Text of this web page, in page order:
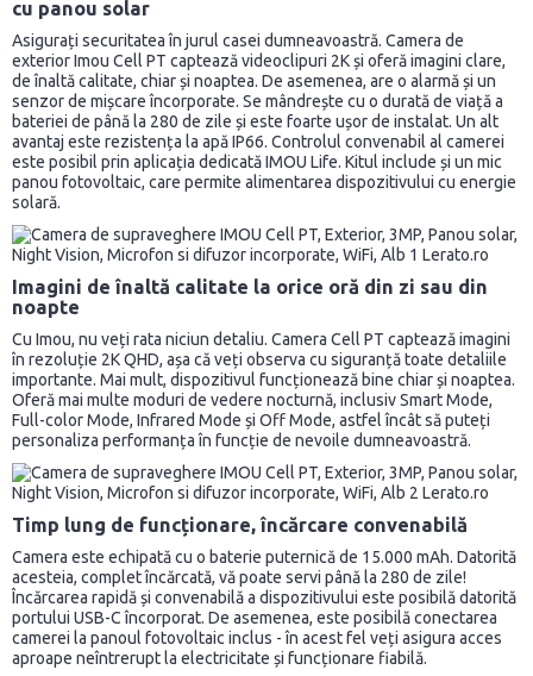
cu panou solar
Asigurați securitatea în jurul casei dumneavoastră. Camera de
exterior Imou Cell PT captează videoclipuri 2K și oferă imagini clare,
de înaltă calitate, chiar și noaptea. De asemenea, are o alarmă și un
senzor de mișcare încorporate. Se mândrește cu o durată de viață a
bateriei de până la 280 de zile și este foarte ușor de instalat. Un alt
avantaj este rezistența la apă IP66. Controlul convenabil al camerei
este posibil prin aplicația dedicată IMOU Life. Kitul include și un mic
panou fotovoltaic, care permite alimentarea dispozitivului cu energie
solară.
Imagini de înaltă calitate la orice oră din zi sau din
noapte
Cu Imou, nu veți rata niciun detaliu. Camera Cell PT captează imagini
în rezoluție 2K QHD, așa că veți observa cu siguranță toate detaliile
importante. Mai mult, dispozitivul funcționează bine chiar și noaptea.
Oferă mai multe moduri de vedere nocturnă, inclusiv Smart Mode,
Full-color Mode, Infrared Mode și Off Mode, astfel încât să puteți
personaliza performanța în funcție de nevoile dumneavoastră.
Timp lung de funcționare, încărcare convenabilă
Camera este echipată cu o baterie puternică de 15.000 mAh. Datorită
acesteia, complet încărcată, vă poate servi până la 280 de zile!
Încărcarea rapidă și convenabilă a dispozitivului este posibilă datorită
portului USB-C încorporat. De asemenea, este posibilă conectarea
camerei la panoul fotovoltaic inclus - în acest fel veți asigura acces
aproape neîntrerupt la electricitate și funcționare fiabilă.